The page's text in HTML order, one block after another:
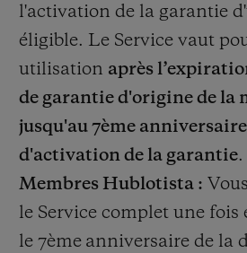
l'activation de la garantie
éligible. Le Service vaut
utilisation après
de garantie d'origine de la
jusqu'au 7ème
d'activation de la garantie.
Membres Hublotista :
le Service complet une fois
le 7ème anniversaire de la